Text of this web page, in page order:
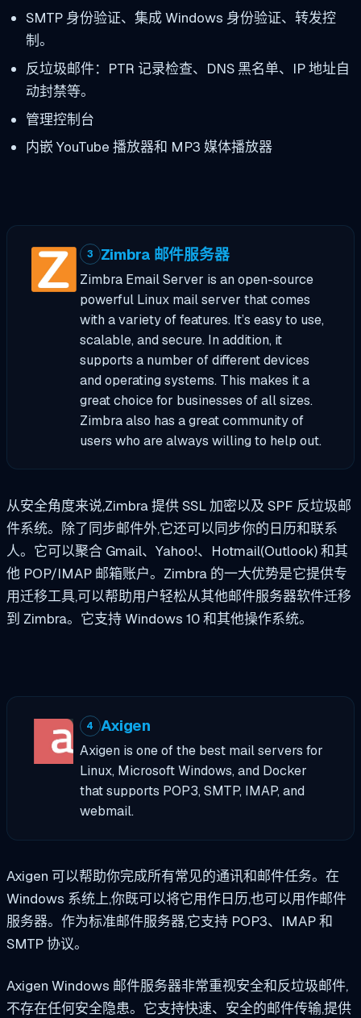
SMTP 身份验证、集成 Windows 身份验证、转发控
制。
反垃圾邮件：PTR 记录检查、DNS 黑名单、IP 地址自
动封禁等。
管理控制台
内嵌 YouTube 播放器和 MP3 媒体播放器
3 Zimbra 邮件服务器
Zimbra Email Server is an open-source
powerful Linux mail server that comes
with a variety of features. It’s easy to use,
scalable, and secure. In addition, it
supports a number of different devices
and operating systems. This makes it a
great choice for businesses of all sizes.
Zimbra also has a great community of
users who are always willing to help out.
从安全角度来说,Zimbra 提供 SSL 加密以及 SPF 反垃圾邮
件系统。除了同步邮件外,它还可以同步你的日历和联系
人。它可以聚合 Gmail、Yahoo!、Hotmail(Outlook) 和其
他 POP/IMAP 邮箱账户。Zimbra 的一大优势是它提供专
用迁移工具,可以帮助用户轻松从其他邮件服务器软件迁移
到 Zimbra。它支持 Windows 10 和其他操作系统。
4 Axigen
Axigen is one of the best mail servers for
Linux, Microsoft Windows, and Docker
that supports POP3, SMTP, IMAP, and
webmail.
Axigen 可以帮助你完成所有常见的通讯和邮件任务。在
Windows 系统上,你既可以将它用作日历,也可以用作邮件
服务器。作为标准邮件服务器,它支持 POP3、IMAP 和
SMTP 协议。
Axigen Windows 邮件服务器非常重视安全和反垃圾邮件,
不存在任何安全隐患。它支持快速、安全的邮件传输,提供